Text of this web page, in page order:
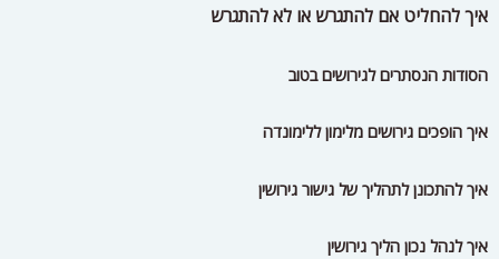
איך להחליט אם להתגרש או לא להתגרש
הסודות הנסתרים לגירושים בטוב
איך הופכים גירושים מלימון ללימונדה
איך להתכונן לתהליך של גישור גירושין
איך לנהל נכון הליך גירושין